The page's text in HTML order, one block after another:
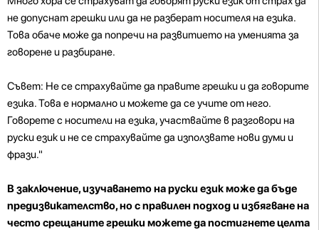
не допуснат грешки или да не разберат носителя на езика.
Това обаче може да попречи на развитието на уменията за
говорене и разбиране.
Съвет: Не се страхувайте да правите грешки и да говорите
езика. Това е нормално и можете да се учите от него.
Говорете с носители на езика, участвайте в разговори на
руски език и не се страхувайте да използвате нови думи и
фрази."
В заключение, изучаването на руски език може да бъде
предизвикателство, но с правилен подход и избягване на
често срещаните грешки можете да постигнете целта